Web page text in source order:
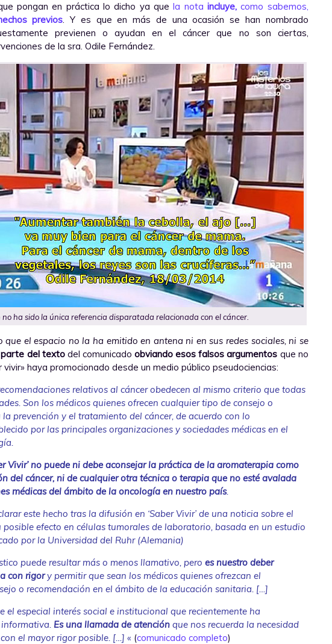
pongan en práctica lo dicho ya quela nota incluye, como sabemos,
previos. Y es que en más de una ocasión se han nombrado
previenen o ayudan en el cáncer que no son ciertas,
de la sra. Odile Fernández.
no ha sido la única referencia disparatada relacionada con el cáncer.
que el espacio no la ha emitido en antena ni en sus redes sociales, ni se
parte del textodel comunicadoobviando esos falsos argumentos que no
haya promocionado desde un medio público pseudociencias:
relativos al cáncer obedecen al mismo criterio que todas
Son los médicos quienes ofrecen cualquier tipo de consejo o
prevención y el tratamiento del cáncer, de acuerdo con lo
por las principales organizaciones y sociedades médicas en el
Vivir’ no puede ni debe aconsejar la práctica de la aromaterapia como
del cáncer, ni de cualquier otra técnica o terapia que no esté avalada
médicas del ámbito de la oncología en nuestro país.
este hecho tras la difusión en ‘Saber Vivir’ de una noticia sobre el
posible efecto en células tumorales de laboratorio, basada en un estudio
por la Universidad del Ruhr (Alemania)
puede resultar más o menos llamativo, pero es nuestro deber
con rigory permitir que sean los médicos quienes ofrezcan el
o recomendación en el ámbito de la educación sanitaria. […]
el especial interés social e institucional que recientemente ha
Es una llamada de atención que nos recuerda la necesidad
el mayor rigor posible. […] « (comunicado completo)